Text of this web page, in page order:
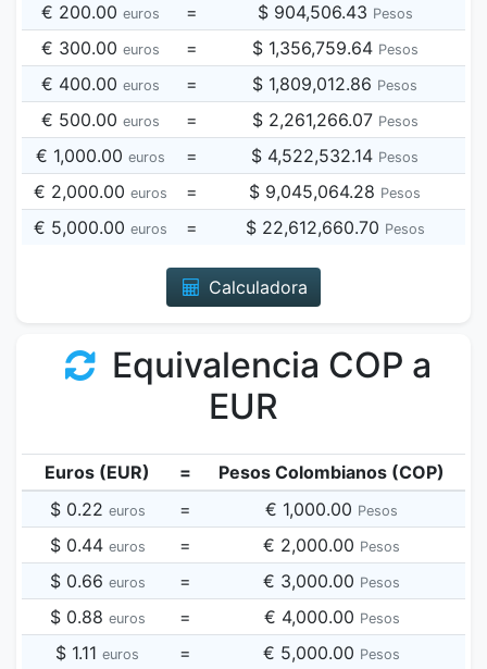
€ 200.00 euros = $ 904,506.43 Pesos
€ 300.00 euros = $ 1,356,759.64 Pesos
€ 400.00 euros = $ 1,809,012.86 Pesos
€ 500.00 euros = $ 2,261,266.07 Pesos
€ 1,000.00 euros = $ 4,522,532.14 Pesos
€ 2,000.00 euros = $ 9,045,064.28 Pesos
€ 5,000.00 euros = $ 22,612,660.70 Pesos
Calculadora
Equivalencia COP a
EUR
Euros (EUR) =
Pesos Colombianos (COP)
$ 0.22 euros = € 1,000.00 Pesos
$ 0.44 euros = € 2,000.00 Pesos
$ 0.66 euros = € 3,000.00 Pesos
$ 0.88 euros = € 4,000.00 Pesos
$ 1.11 euros = € 5,000.00 Pesos